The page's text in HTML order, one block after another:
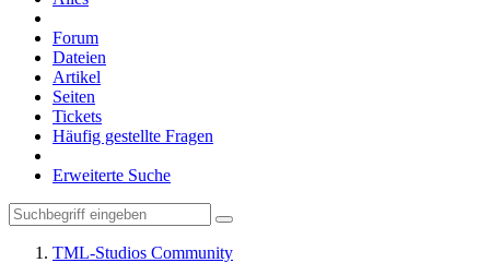
Forum
Dateien
Artikel
Seiten
Tickets
Häufig gestellte Fragen
Erweiterte Suche
TML-Studios Community